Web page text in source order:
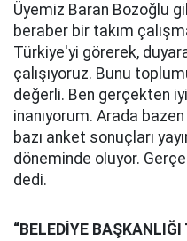
Üyemiz Baran Bozoğlu
beraber bir takım
Türkiye'yi görerek,
çalışıyoruz. Bunu
değerli. Ben gerçekten
inanıyorum. Arada
bazı anket sonuçları
döneminde oluyor.
dedi.
“BELEDİYE